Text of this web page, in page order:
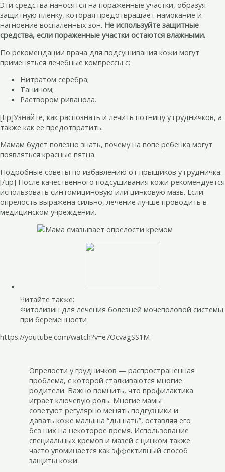
Эти средства наносятся на пораженные участки, образуя
защитную пленку, которая предотвращает намокание и
нагноение воспаленных зон. Не используйте защитные
средства, если пораженные участки остаются влажными.
По рекомендации врача для подсушивания кожи могут
применяться лечебные компрессы с:
Нитратом серебра;
Танином;
Раствором риванола.
[tip]Узнайте, как распознать и лечить потницу у грудничков, а
также как ее предотвратить.
Мамам будет полезно знать, почему на попе ребенка могут
появляться красные пятна.
Подробные советы по избавлению от прыщиков у грудничка.
[/tip] После качественного подсушивания кожи рекомендуется
использовать синтомициновую или цинковую мазь. Если
опрелость выражена сильно, лечение лучше проводить в
медицинском учреждении.
Читайте также:
Фитолизин для лечения болезней мочеполовой системы
при беременности
https://youtube.com/watch?v=e7OcvagSS1M
Опрелости у грудничков — распространенная
проблема, с которой сталкиваются многие
родители. Важно помнить, что профилактика
играет ключевую роль. Многие мамы
советуют регулярно менять подгузники и
давать коже малыша “дышать”, оставляя его
без них на некоторое время. Использование
специальных кремов и мазей с цинком также
часто упоминается как эффективный способ
защиты кожи.